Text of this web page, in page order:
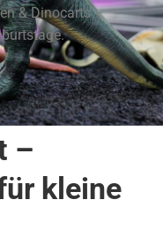
& Dinocarts –
–
kleine